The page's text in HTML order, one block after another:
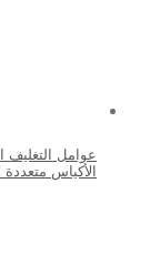
عوامل التغليف
الأكياس متعددة